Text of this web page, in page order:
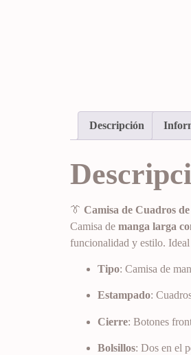
Descripción
👔 Camisa de Cuadros
Camisa de manga larga
funcionalidad y estilo.
Tipo: Camisa de
Estampado:
Cierre: Botones
Bolsillos: Dos en el